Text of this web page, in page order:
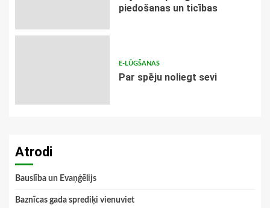
piedošanas un ticības
E-LŪGŠANAS
Par spēju noliegt sevi
Atrodi
Bauslība un Evaņģēlijs
Baznīcas gada sprediķi vienuviet